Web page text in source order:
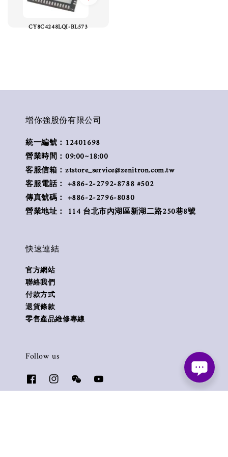
CY8C4248LQI-BL573
增你強股份有限公司
統一編號：12401698
營業時間：09:00~18:00
客服信箱：ztstore_service@zenitron.com.tw
客服電話： +886-2-2792-8788 #502
傳真號碼： +886-2-2796-8080
營業地址： 114 台北市內湖區新湖二路250巷8號
快速連結
官方網站
聯絡我們
付款方式
退貨條款
零售產品維修專線
Follow us